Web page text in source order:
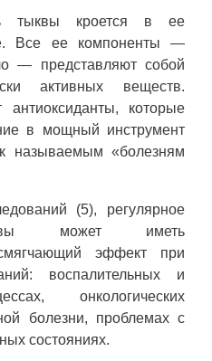
тыквы кроется в ее
Все ее компоненты —
— представляют собой
активных веществ.
которые
в мощный инструмент
называемым «болезням
(5), регулярное
может иметь
эффект при
воспалительных и
онкологических
болезни, проблемах с
состояниях.